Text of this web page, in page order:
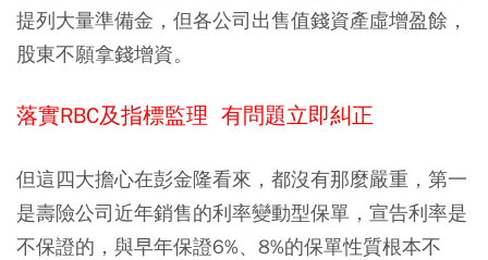
提列大量準備金，但各公司出售值錢資產虛增盈餘，
股東不願拿錢增資。
落實RBC及指標監理 有問題立即糾正
但這四大擔心在彭金隆看來，都沒有那麼嚴重，第一
是壽險公司近年銷售的利率變動型保單，宣告利率是
不保證的，與早年保證6%、8%的保單性質根本不